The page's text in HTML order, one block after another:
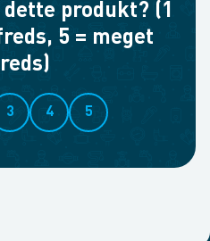
produkt? (1
5 = meget
3 4 5